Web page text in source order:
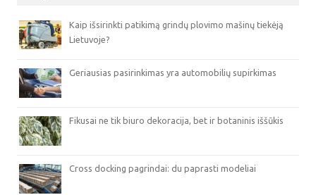
Kaip išsirinkti patikimą grindų plovimo mašinų tiekėją
Lietuvoje?
Geriausias pasirinkimas yra automobilių supirkimas
Fikusai ne tik biuro dekoracija, bet ir botaninis iššūkis
Cross docking pagrindai: du paprasti modeliai